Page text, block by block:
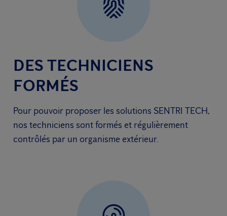
DES TECHNICIENS
FORMÉS
Pour pouvoir proposer les solutions SENTRI TECH,
nos techniciens sont formés et régulièrement
contrôlés par un organisme extérieur.